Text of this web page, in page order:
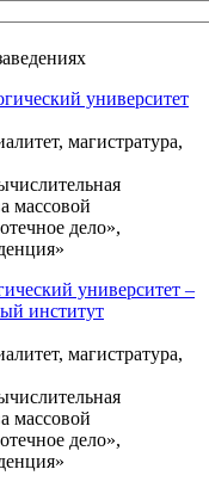
университет
магистратура,
массовой
дело»,
университет –
институт
магистратура,
массовой
дело»,